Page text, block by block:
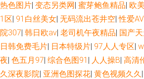
合 91免费小网站 91日韩入口 日韩理伦中文字幕
利站av 超碰性交片 91干UU 91人妻国产丝袜 熟妇
儿 日本特黄视频 日韩和欧美123 91色女 探花久
热色图片| 变态另类网| 蜜芽鲍鱼精品| 欧
1区| 91白丝美女| 无码流出苍井空|性爱AV
院307| 韩日欧av| 老司机午夜精品| 国产
日韩免费毛片| 日本特级片| 97人人专区|
夜| 色五月97| 综合色图91 | 人人操B| 高清
久深夜影院| 亚洲色图探花| 黄色视频久久|